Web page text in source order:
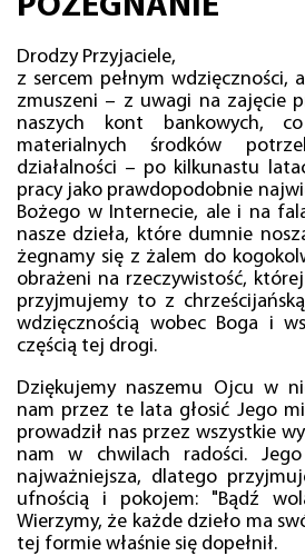
POŻEGNANIE
Drodzy Przyjaciele,
z sercem pełnym wdzięczności,
zmuszeni – z uwagi na zajęcie
naszych kont bankowych,
materialnych środków
działalności – po kilkunastu
pracy jako prawdopodobnie
Bożego w Internecie, ale i na
nasze dzieła, które dumnie
żegnamy się z żalem do
obrażeni na rzeczywistość,
przyjmujemy to z
wdzięcznością wobec Boga i
częścią tej drogi.
Dziękujemy naszemu Ojcu w
nam przez te lata głosić Jego
prowadził nas przez wszystkie
nam w chwilach radości.
najważniejsza, dlatego
ufnością i pokojem: "Bądź
Wierzymy, że każde dzieło ma
tej formie właśnie się dopełnił.